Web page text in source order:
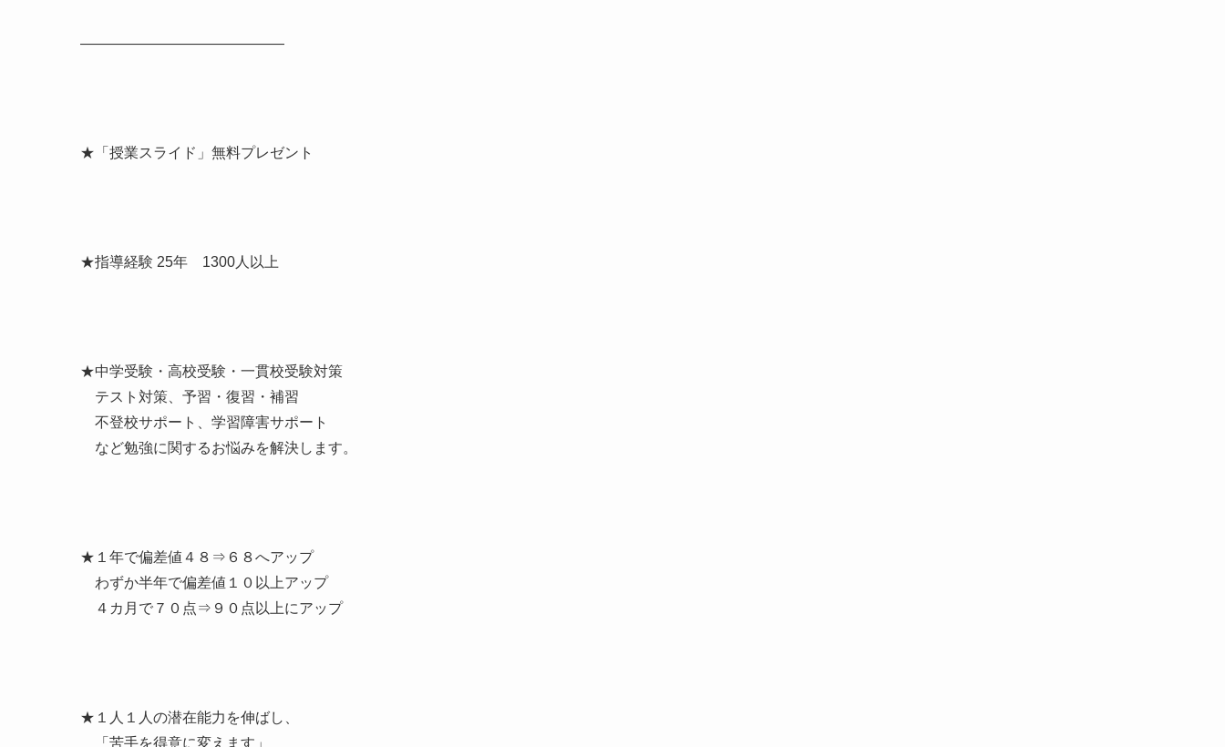
――――――――――――――
★「授業スライド」無料プレゼント
★指導経験 25年 1300人以上
★中学受験・高校受験・一貫校受験対策
テスト対策、予習・復習・補習
不登校サポート、学習障害サポート
など勉強に関するお悩みを解決します。
★１年で偏差値４８⇒６８へアップ
わずか半年で偏差値１０以上アップ
４カ月で７０点⇒９０点以上にアップ
★１人１人の潜在能力を伸ばし、
「苦手を得意に変えます」